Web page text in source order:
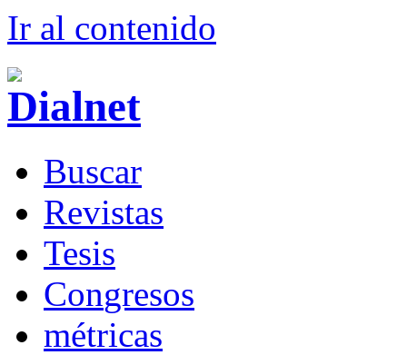
Ir al contenido
Buscar
Revistas
Tesis
Congresos
métricas